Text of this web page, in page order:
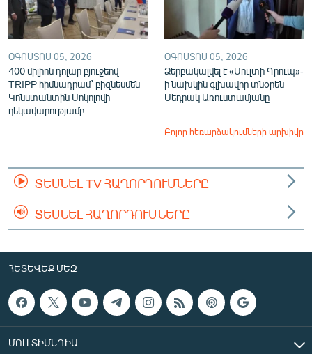
ՕԳՈՍՏՈՍ 05, 2026
400 միլիոն դոլար բյուջեով
TRIPP հիմնադրամ՝ բիզնեսմեն
Կոնստանտին Սոկոլովի
ղեկավարությամբ
ՕԳՈՍՏՈՍ 05, 2026
Ձերբակալվել է «Մուլտի Գրուպ»-
ի նախկին գլխավոր տնօրեն
Սեդրակ Առուստամյանը
Բոլոր հեռարձակումների արխիվը
ՏԵՍՆԵԼ TV ՀԱՂՈՐԴՈՒՄՆԵՐԸ
ՏԵՍՆԵԼ ՀԱՂՈՐԴՈՒՄՆԵՐԸ
ՀԵՏԵՎԵՔ ՄԵԶ
ՄՈՒԼՏԻՄԵԴԻԱ